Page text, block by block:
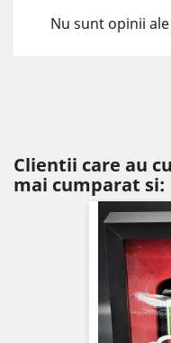
Nu sunt opinii
Clientii care au
mai cumparat si: